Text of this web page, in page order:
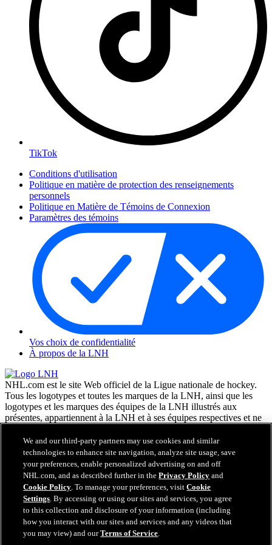
TikTok
Conditions d'utilisation
Politique en matière de protection des renseignements
personnels
Politique en Matière de Témoins de Connexion
Paramètres des témoins
Vos choix de confidentialité
À propos de la LNH
NHL.com est le site Web officiel de la Ligue nationale de hockey.
Tous les logotypes et toutes les marques de la LNH, ainsi que les
logotypes et les marques des équipes de la LNH illustrés aux
présentes, appartiennent à la LNH et à ses équipes respectives et ne
Enterprises, L.P. © LNH 2026. Tous droits réservés. Tous les
chandails d'équipe de la LNH personnalisés avec les noms des
joueurs de la LNH et leurs numéros sont officiellement sous license
de la LNH et de l'AJLNH. Le mot servant de marque Zamboni et la
configuration de la surfaceuse Zamboni sont des marques de
commerce déposées de Frank J. Zamboni & Co., Inc. © Frank J.
Zamboni & Co., Inc. 2026. Tous droits réservés. Toute autre marque
déposée ou tout droit d'auteur d'une tierce partie sont la propriété de
leurs auteurs respectifs. Tous droits réservés.
We and our third-party partners may use cookies and similar
technologies to enhance site navigation, analyze site usage, save
your preferences, enable personalized advertising on and off
NHL.com, and as described further in thePrivacy Policy and
Cookie Policy. To manage your preferences, visitCookie
Settings. By accessing or using our sites and services, you agree
to this collection and disclosure of your information (including
how you interact with our sites and services and any videos that
you may view) and ourTerms of Service.